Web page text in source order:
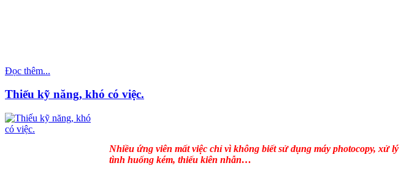
Đọc thêm...
Thiếu kỹ năng, khó có việc.
Nhiều ứng viên mất việc chỉ vì không biết sử dụng máy photocopy, xử lý
tình huống kém, thiếu kiên nhẫn…